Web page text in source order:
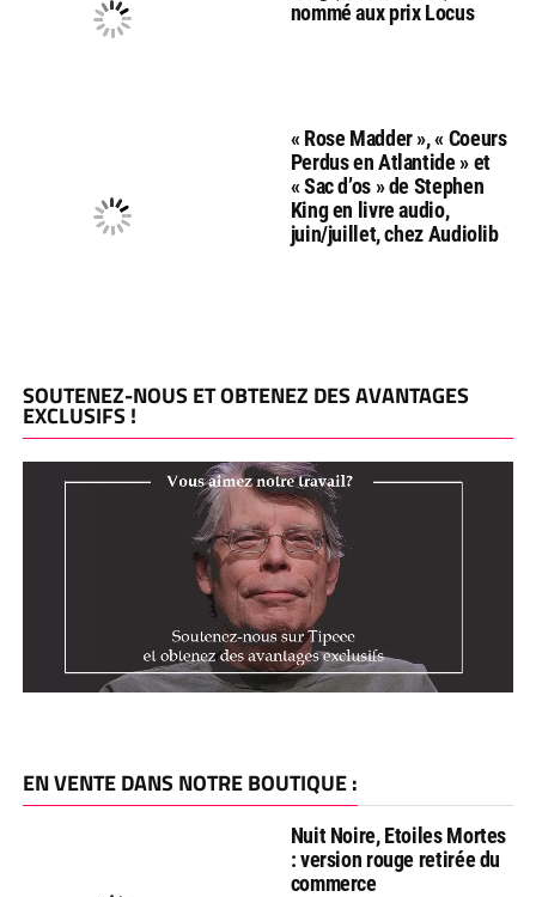
nommé aux prix Locus
« Rose Madder », « Coeurs
Perdus en Atlantide » et
« Sac d’os » de Stephen
King en livre audio,
juin/juillet, chez Audiolib
SOUTENEZ-NOUS ET OBTENEZ DES AVANTAGES
EXCLUSIFS !
EN VENTE DANS NOTRE BOUTIQUE :
Nuit Noire, Etoiles Mortes
: version rouge retirée du
commerce